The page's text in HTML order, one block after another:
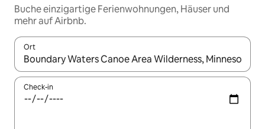
Buche einzigartige Ferienwohnungen, Häuser und
mehr auf Airbnb.
Ort
Wenn Ergebnisse verfügbar sind, navigiere mit den
Check-in